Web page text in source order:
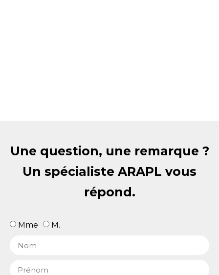
Une question, une remarque ?
Un spécialiste ARAPL vous
répond.
Mme M.